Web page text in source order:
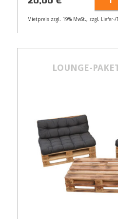
Artikelnummer
Größenangabe:
Mietpreis zzgl. 19% MwSt., zzgl.
LOUNGE-